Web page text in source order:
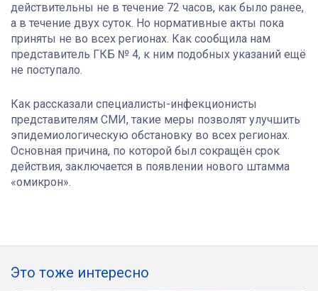
действительны не в течение 72 часов, как было ранее,
а в течение двух суток. Но нормативные акты пока
приняты не во всех регионах. Как сообщила нам
представитель ГКБ № 4, к ним подобных указаний ещё
не поступало.
Как рассказали специалисты-инфекционисты
представителям СМИ, такие меры позволят улучшить
эпидемиологическую обстановку во всех регионах.
Основная причина, по которой был сокращён срок
действия, заключается в появлении нового штамма
«омикрон».
Это тоже интересно